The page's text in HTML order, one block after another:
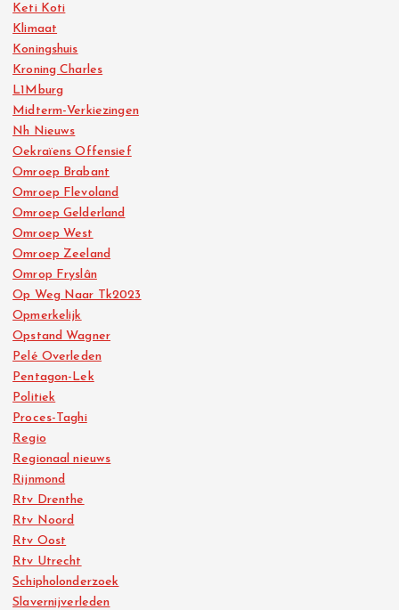
Keti Koti
Klimaat
Koningshuis
Kroning Charles
L1Mburg
Midterm-Verkiezingen
Nh Nieuws
Oekraïens Offensief
Omroep Brabant
Omroep Flevoland
Omroep Gelderland
Omroep West
Omroep Zeeland
Omrop Fryslân
Op Weg Naar Tk2023
Opmerkelijk
Opstand Wagner
Pelé Overleden
Pentagon-Lek
Politiek
Proces-Taghi
Regio
Regionaal nieuws
Rijnmond
Rtv Drenthe
Rtv Noord
Rtv Oost
Rtv Utrecht
Schipholonderzoek
Slavernijverleden